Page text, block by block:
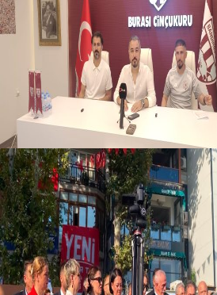
Oğuzbeyi : Transferlerde takımın
geleceğini, kulübün ekonomisini
düşündük